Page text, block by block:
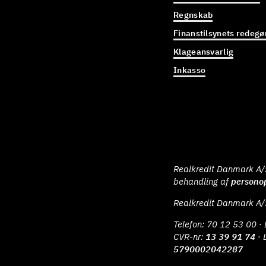
Regnskab
Finanstilsynets
Klageansvarlig
Inkasso
Realkredit Danmark
behandling af
Realkredit Danmark A/
Telefon: 70 12 53 00 ·
CVR-nr: 13 39 91 74 ·
5790002042287